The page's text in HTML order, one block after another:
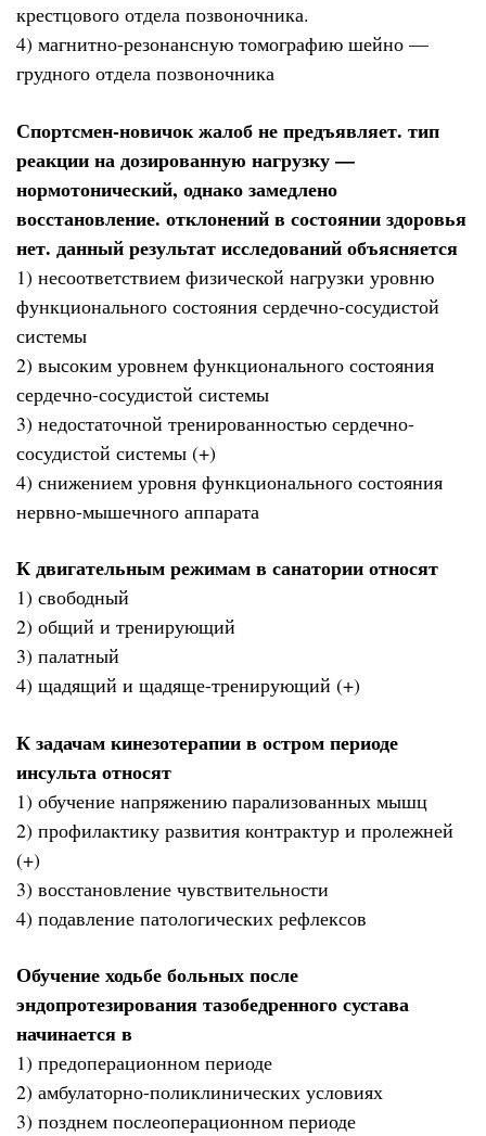
крестцового отдела позвоночника.
4) магнитно-резонансную томографию шейно —
грудного отдела позвоночника
Спортсмен-новичок жалоб не предъявляет. тип
реакции на дозированную нагрузку —
нормотонический, однако замедлено
восстановление. отклонений в состоянии здоровья
нет. данный результат исследований объясняется
1) несоответствием физической нагрузки уровню
функционального состояния сердечно-сосудистой
системы
2) высоким уровнем функционального состояния
сердечно-сосудистой системы
3) недостаточной тренированностью сердечно-
сосудистой системы (+)
4) снижением уровня функционального состояния
нервно-мышечного аппарата
К двигательным режимам в санатории относят
1) свободный
2) общий и тренирующий
3) палатный
4) щадящий и щадяще-тренирующий (+)
К задачам кинезотерапии в остром периоде
инсульта относят
1) обучение напряжению парализованных мышц
2) профилактику развития контрактур и пролежней
(+)
3) восстановление чувствительности
4) подавление патологических рефлексов
Обучение ходьбе больных после
эндопротезирования тазобедренного сустава
начинается в
1) предоперационном периоде
2) амбулаторно-поликлинических условиях
3) позднем послеоперационном периоде